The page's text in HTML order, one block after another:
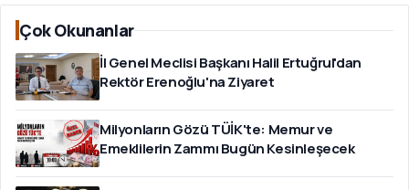
Çok Okunanlar
İl Genel Meclisi Başkanı Halil Ertuğrul'dan
Rektör Erenoğlu'na Ziyaret
Milyonların Gözü TÜİK'te: Memur ve
Emeklilerin Zammı Bugün Kesinleşecek